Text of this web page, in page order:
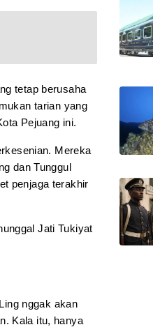
tetap berusaha
tarian yang
Pejuang ini.
Mereka
dan Tunggul
penjaga terakhir
Jati Tukiyat
nggak akan
Kala itu, hanya